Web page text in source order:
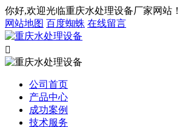
你好,欢迎光临重庆水处理设备厂家网站！
网站地图 百度蜘蛛 在线留言

公司首页
产品中心
成功案例
技术服务